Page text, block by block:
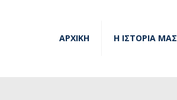
ΑΡΧΙΚΗ Η ΙΣΤΟΡΙΑ ΜΑΣ